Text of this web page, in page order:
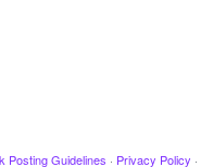
Posting Guidelines · Privacy Policy ·